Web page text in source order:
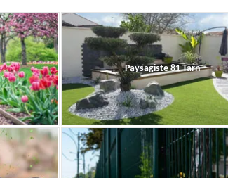
Paysagiste 81 Tarn